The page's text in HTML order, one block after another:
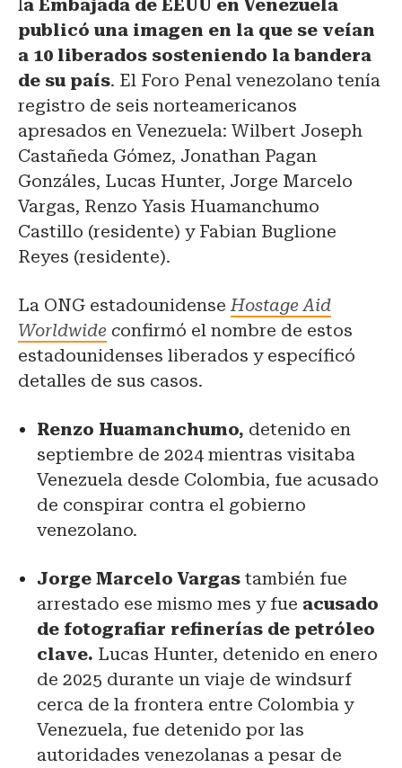
la Embajada de EEUU en Venezuela
publicó una imagen en la que se veían
a 10 liberados sosteniendo la bandera
de su país. El Foro Penal venezolano tenía
registro de seis norteamericanos
apresados en Venezuela: Wilbert Joseph
Castañeda Gómez, Jonathan Pagan
Gonzáles, Lucas Hunter, Jorge Marcelo
Vargas, Renzo Yasis Huamanchumo
Castillo (residente) y Fabian Buglione
Reyes (residente).
La ONG estadounidenseHostage Aid
Worldwide confirmó el nombre de estos
estadounidenses liberados y específicó
detalles de sus casos.
Renzo Huamanchumo, detenido en
septiembre de 2024 mientras visitaba
Venezuela desde Colombia, fue acusado
de conspirar contra el gobierno
venezolano.
Jorge Marcelo Vargas también fue
arrestado ese mismo mes y fue acusado
de fotografiar refinerías de petróleo
clave. Lucas Hunter, detenido en enero
de 2025 durante un viaje de windsurf
cerca de la frontera entre Colombia y
Venezuela, fue detenido por las
autoridades venezolanas a pesar de